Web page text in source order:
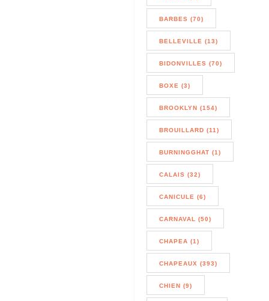
BARBES (70)
BELLEVILLE (13)
BIDONVILLES (70)
BOXE (3)
BROOKLYN (154)
BROUILLARD (11)
BURNINGGHAT (1)
CALAIS (32)
CANICULE (6)
CARNAVAL (50)
CHAPEA (1)
CHAPEAUX (393)
CHIEN (9)